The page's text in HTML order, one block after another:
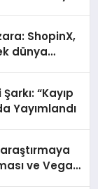
ShopinX,
dünya
“Kayıp
Yayımlandı
ve Vegan